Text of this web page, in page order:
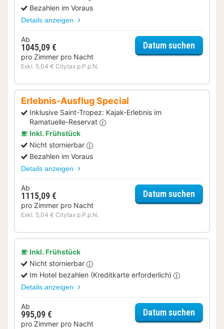
Bezahlen im Voraus
Details anzeigen
Ab
1045,09 €
pro Zimmer pro Nacht
Exkl. 5,04 € Citytax p.P.p.N.
Datum suchen
Erlebnis-Ausflug Special
Inklusive Saint-Tropez: Kajak-Erlebnis im
Ramatuelle-Reservat
Inkl. Frühstück
Nicht stornierbar
Bezahlen im Voraus
Details anzeigen
Ab
1115,09 €
pro Zimmer pro Nacht
Exkl. 5,04 € Citytax p.P.p.N.
Datum suchen
Inkl. Frühstück
Nicht stornierbar
Im Hotel bezahlen (Kreditkarte erforderlich)
Details anzeigen
Ab
995,09 €
pro Zimmer pro Nacht
Datum suchen